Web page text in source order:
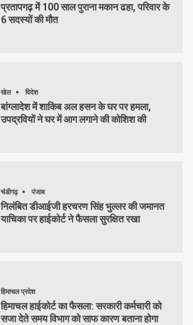
प्रतापगढ़ में 100 साल पुराना मकान ढहा, परिवार के
6 सदस्यों की मौत
खेल विदेश
बांग्लादेश में शाकिब अल हसन के घर पर हमला,
उपद्रवियों ने घर में आग लगाने की कोशिश की
चंडीगढ़ पंजाब
निलंबित डीआईजी हरचरण सिंह भुल्लर की जमानत
याचिका पर हाईकोर्ट ने फैसला सुरक्षित रखा
हिमाचल प्रदेश
हिमाचल हाईकोर्ट का फैसला: सरकारी कर्मचारी को
सजा देते समय विभाग को साफ कारण बताना होगा